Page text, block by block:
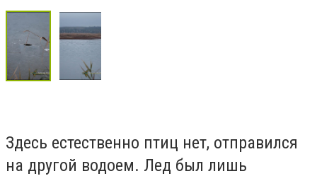
Здесь естественно птиц нет, отправился
на другой водоем. Лед был лишь